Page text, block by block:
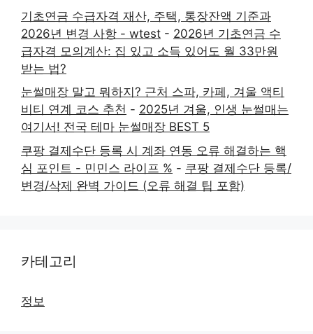
기초연금 수급자격 재산, 주택, 통장잔액 기준과
2026년 변경 사항 - wtest - 2026년 기초연금 수
급자격 모의계산: 집 있고 소득 있어도 월 33만원
받는 법?
눈썰매장 말고 뭐하지? 근처 스파, 카페, 겨울 액티
비티 연계 코스 추천 - 2025년 겨울, 인생 눈썰매는
여기서! 전국 테마 눈썰매장 BEST 5
쿠팡 결제수단 등록 시 계좌 연동 오류 해결하는 핵
심 포인트 - 민민스 라이프 % - 쿠팡 결제수단 등록/
변경/삭제 완벽 가이드 (오류 해결 팁 포함)
카테고리
정보